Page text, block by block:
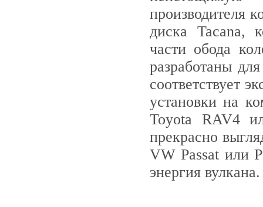
производителя
диска Tacana,
части обода
разработаны
соответствует
установки на
Toyota RAV4
прекрасно
VW Passat или
энергия вулкана.